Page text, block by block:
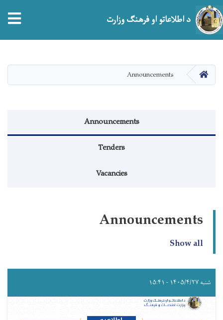
د اطلاعاتو او فرهنګ وزارت
HOME
Announcements
Announcements
Tenders
Vacancies
Announcements
Show all
شنبه ۱۴۰۵/۴/۲۷ - ۱۵:۴۱